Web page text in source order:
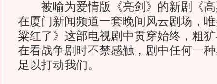
被喻为爱情版《亮剑》的新剧《高
在厦门新闻频道一套晚间风云剧场，
粱红了》这部电视剧中贯穿始终，粗
在看战争剧时不禁感触，剧中任何一
足以打动我们。